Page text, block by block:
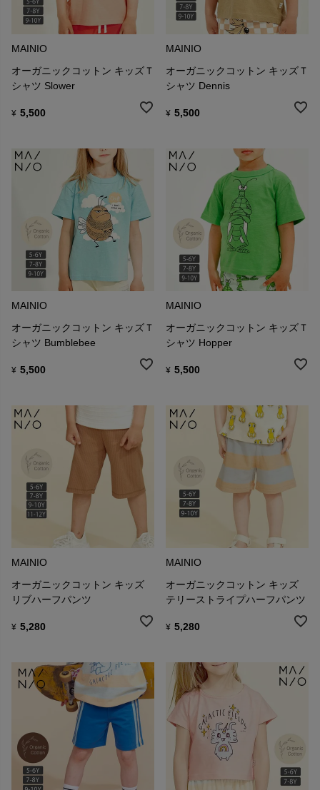
MAINIO
オーガニックコットン キッズＴ
シャツ Slower
¥ 5,500
MAINIO
オーガニックコットン キッズＴ
シャツ Dennis
¥ 5,500
MAINIO
オーガニックコットン キッズＴ
シャツ Bumblebee
¥ 5,500
MAINIO
オーガニックコットン キッズＴ
シャツ Hopper
¥ 5,500
MAINIO
オーガニックコットン キッズ
リブハーフパンツ
¥ 5,280
MAINIO
オーガニックコットン キッズ
テリーストライプハーフパンツ
¥ 5,280